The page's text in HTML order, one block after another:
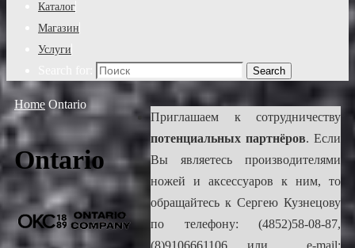
Каталог
Магазин
Услуги
Search
Home Ontario
Ontario
Приглашаем к сотрудничеству
потенциальных партнёров. Если
Вы являетесь производителями
ножей и аксессуаров к ним, то
обращайтесь к Сергею Кузнецову
по телефону: (4852)58-08-87,